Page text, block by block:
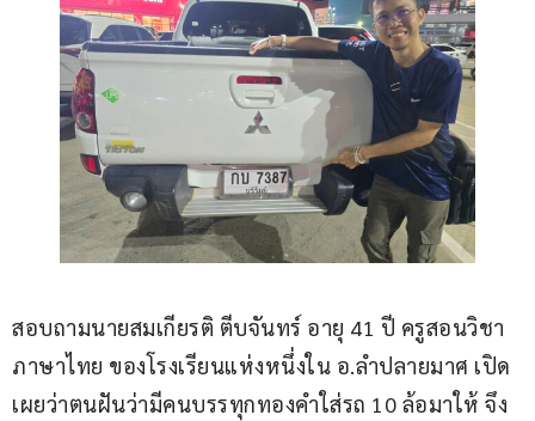
สอบถามนายสมเกียรติ ตีบจันทร์ อายุ 41 ปี ครูสอนวิชา
ภาษาไทย ของโรงเรียนแห่งหนึ่งใน อ.ลำปลายมาศ เปิด
เผยว่าตนฝันว่ามีคนบรรทุกทองคำใส่รถ 10 ล้อมาให้ จึง